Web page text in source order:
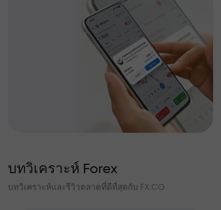
บทวิเคราะห์ Forex
บทวิเคราะห์และรีวิวตลาดที่ดีที่สุดกับ FX.CO